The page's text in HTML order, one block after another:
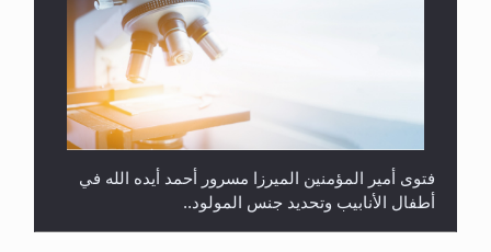
فتوى أمير المؤمنين الميرزا مسرور أحمد أيده الله في
أطفال الأنابيب وتحديد جنس المولود..